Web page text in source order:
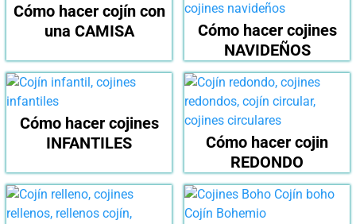
Cómo hacer cojín con
una CAMISA
Cómo hacer cojines
NAVIDEÑOS
Cómo hacer cojines
INFANTILES
Cómo hacer cojin
REDONDO